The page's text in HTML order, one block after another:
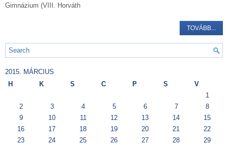
Gimnázium (VIII. Horváth
TOVÁBB...
2015. MÁRCIUS
H
K S C P S V
1
2
3 4 5 6 7
8
9
10 11 12 13 14
15
16
17 18 19 20 21
22
23
24 25 26 27 28
29